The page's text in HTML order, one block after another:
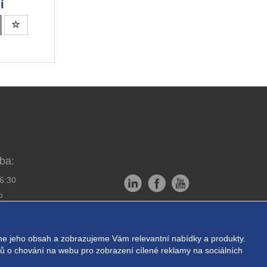
jeho obsah a zobrazujeme Vám relevantní nabídky a produkty.
o chování na webu pro zobrazení cílené reklamy na sociálních
Powered by ABRA E-shop